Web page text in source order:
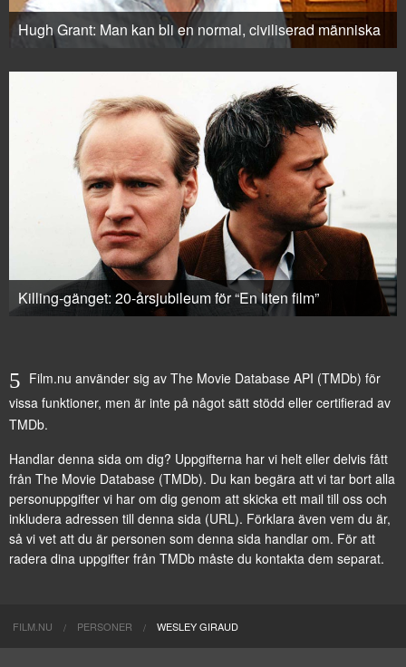
Hugh Grant: Man kan bli en normal, civiliserad människa
Killing-gänget: 20-årsjubileum för “En liten film”
Film.nu använder sig av The Movie Database API (TMDb) för
vissa funktioner, men är inte på något sätt stödd eller certifierad av
TMDb.
Handlar denna sida om dig? Uppgifterna har vi helt eller delvis fått
från The Movie Database (TMDb). Du kan begära att vi tar bort alla
personuppgifter vi har om dig genom att skicka ett mail till oss och
inkludera adressen till denna sida (URL). Förklara även vem du är,
så vi vet att du är personen som denna sida handlar om. För att
radera dina uppgifter från TMDb måste du kontakta dem separat.
FILM.NU PERSONER WESLEY GIRAUD